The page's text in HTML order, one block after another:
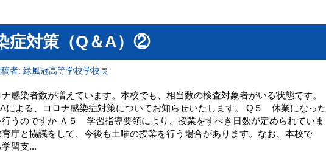
症対策（Q＆A）②
者: 緑風冠高等学校学校長
感染者数が増えています。本校でも、相当数の検査対象者がいる状態です。
による、コロナ感染症対策についてお知らせいたします。 Q５ 休業になった
うのですか Ａ５ 学習指導要領により、授業をすべき日数が定められていま
庁と協議をして、今後も土曜の授業を行う場合があります。なお、本校で
習支...